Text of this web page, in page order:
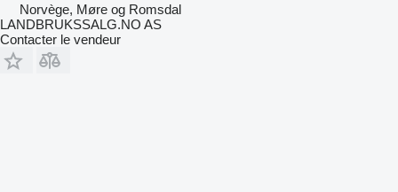
Norvège, Møre og Romsdal
LANDBRUKSSALG.NO AS
Contacter le vendeur